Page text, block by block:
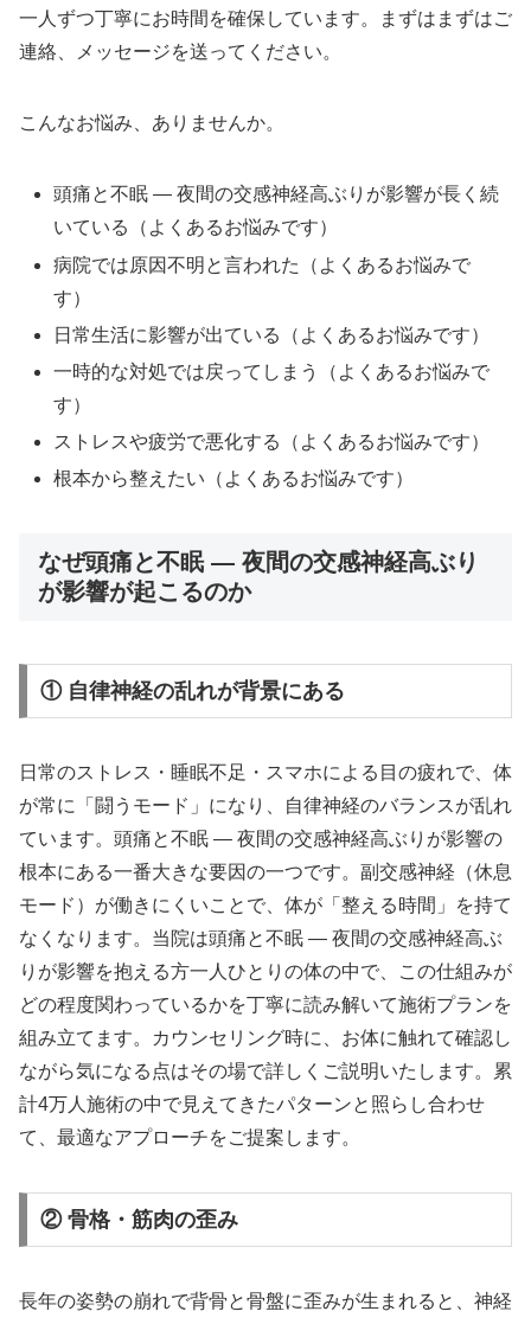
一人ずつ丁寧にお時間を確保しています。まずはまずはご
連絡、メッセージを送ってください。
こんなお悩み、ありませんか。
頭痛と不眠 ― 夜間の交感神経高ぶりが影響が長く続
いている（よくあるお悩みです）
病院では原因不明と言われた（よくあるお悩みで
す）
日常生活に影響が出ている（よくあるお悩みです）
一時的な対処では戻ってしまう（よくあるお悩みで
す）
ストレスや疲労で悪化する（よくあるお悩みです）
根本から整えたい（よくあるお悩みです）
なぜ頭痛と不眠 ― 夜間の交感神経高ぶり
が影響が起こるのか
① 自律神経の乱れが背景にある
日常のストレス・睡眠不足・スマホによる目の疲れで、体
が常に「闘うモード」になり、自律神経のバランスが乱れ
ています。頭痛と不眠 ― 夜間の交感神経高ぶりが影響の
根本にある一番大きな要因の一つです。副交感神経（休息
モード）が働きにくいことで、体が「整える時間」を持て
なくなります。当院は頭痛と不眠 ― 夜間の交感神経高ぶ
りが影響を抱える方一人ひとりの体の中で、この仕組みが
どの程度関わっているかを丁寧に読み解いて施術プランを
組み立てます。カウンセリング時に、お体に触れて確認し
ながら気になる点はその場で詳しくご説明いたします。累
計4万人施術の中で見えてきたパターンと照らし合わせ
て、最適なアプローチをご提案します。
② 骨格・筋肉の歪み
長年の姿勢の崩れで背骨と骨盤に歪みが生まれると、神経